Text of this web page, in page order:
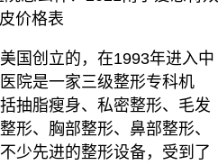
创立的，在1993年进入中
院是一家三级整形专科机
抽脂瘦身、私密整形、毛发
形、胸部整形、鼻部整形、
少先进的整形设备，受到了